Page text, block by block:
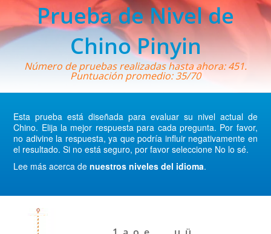
Prueba de Nivel de
Chino Pinyin
Número de pruebas realizadas hasta ahora: 451.
Puntuación promedio: 35/70
Esta prueba está diseñada para evaluar su nivel actual de
Chino. Elija la mejor respuesta para cada pregunta. Por favor,
no adivine la respuesta, ya que podría influir negativamente en
el resultado. Si no está seguro, por favor seleccione No lo sé.
Lee más acerca denuestros niveles del idioma.